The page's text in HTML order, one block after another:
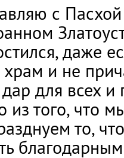
с
даже
храм и не
для всех и
того, что
то,